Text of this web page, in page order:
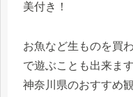
美付き！
お魚など生ものを買
で遊ぶことも出来ます
神奈川県のおすすめ